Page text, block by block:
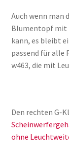
Auch wenn man
Blumentopf mit
kann, es bleibt
passend für alle
w463, die mit
Den rechten G-
ohne